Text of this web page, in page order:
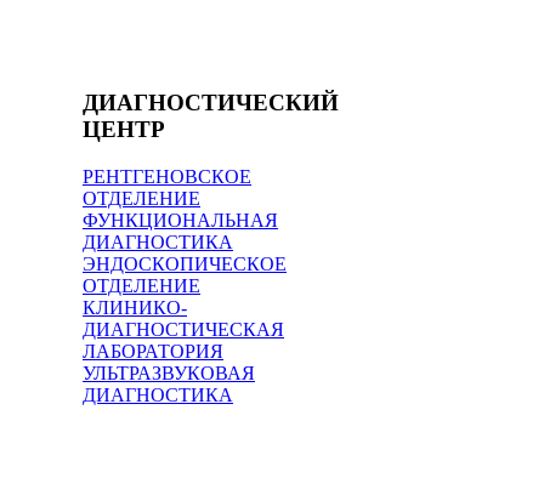
ДИАГНОСТИЧЕСКИЙ
ЦЕНТР
РЕНТГЕНОВСКОЕ
ОТДЕЛЕНИЕ
ФУНКЦИОНАЛЬНАЯ
ДИАГНОСТИКА
ЭНДОСКОПИЧЕСКОЕ
ОТДЕЛЕНИЕ
КЛИНИКО-
ДИАГНОСТИЧЕСКАЯ
ЛАБОРАТОРИЯ
УЛЬТРАЗВУКОВАЯ
ДИАГНОСТИКА